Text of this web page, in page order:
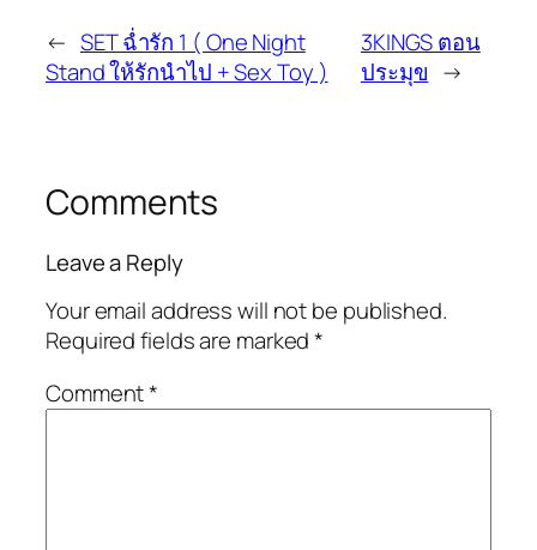
← SET ฉ่ำรัก 1 ( One Night
Stand ให้รักนำไป + Sex Toy )
3KINGS ตอน
ประมุข →
Comments
Leave a Reply
Your email address will not be published.
Required fields are marked*
Comment*